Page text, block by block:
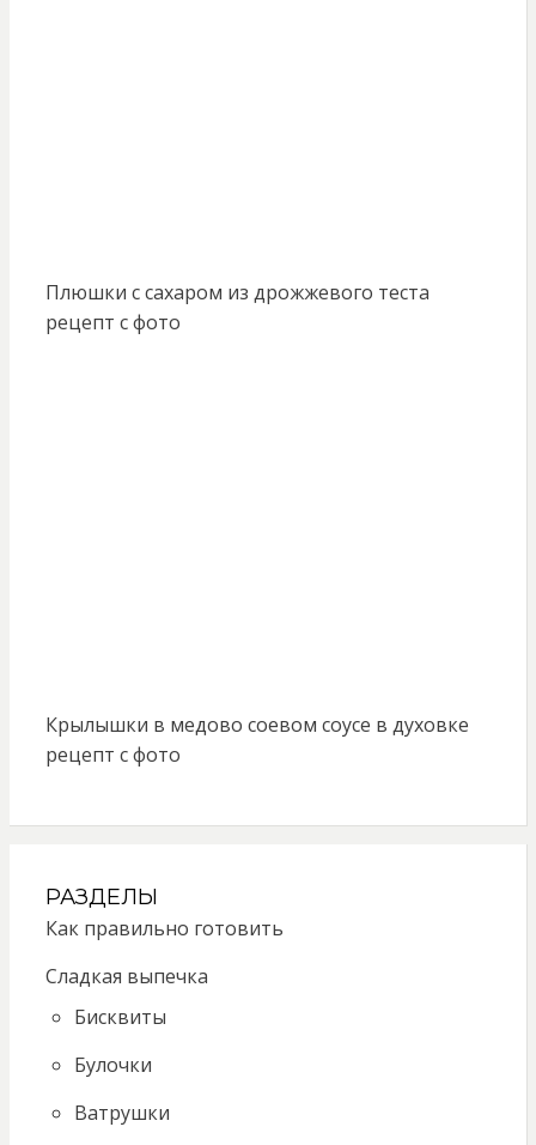
Плюшки с сахаром из дрожжевого теста
рецепт с фото
Крылышки в медово соевом соусе в духовке
рецепт с фото
РАЗДЕЛЫ
Как правильно готовить
Сладкая выпечка
Бисквиты
Булочки
Ватрушки